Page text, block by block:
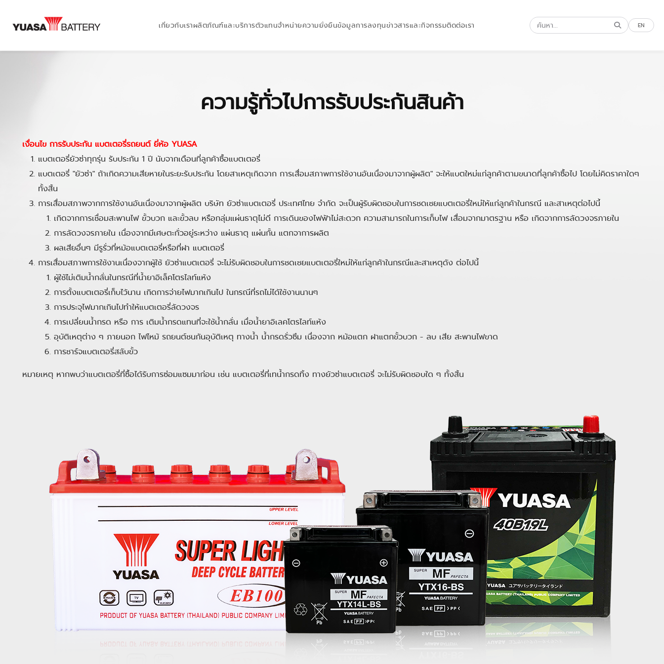
เกี่ยวกับเราผลิตภัณฑ์และบริการตัวแทนจำหน่ายความยั่งยืนข้อมูลการลงทุนข่าวสารและกิจกรรมติดต่อเรา EN
ความรู้ทั่วไปการรับประกันสินค้า
เงื่อนไข การรับประกัน แบตเตอรี่รถยนต์ ยี่ห้อ YUASA
แบตเตอรี่ยัวซ่าทุกรุ่น รับประกัน 1 ปี นับจากเดือนที่ลูกค้าซื้อแบตเตอรี่
แบตเตอรี่ "ยัวซ่า" ถ้าเกิดความเสียหายในระยะรับประกัน โดยสาเหตุเกิดจาก การเสื่อมสภาพการใช้งานอันเนื่องมาจากผู้ผลิต" จะให้แบตใหม่แก่ลูกค้าตามขนาดที่ลูกค้าซื้อไป โดยไม่คิดราคาใดๆ
ทั้งสิ้น
การเสื่อมสภาพจากการใช้งานอันเนื่องมาจากผู้ผลิต บริษัท ยัวซ่าแบตเตอรี่ ประเทศไทย จำกัด จะเป็นผู้รับผิดชอบในการชดเชยแบตเตอรี่ใหม่ให้แก่ลูกค้าในกรณี และสาเหตุต่อไปนี้
เกิดจากการเชื่อมสะพานไฟ ขั้วบวก และขั้วลบ หรือกลุ่มแผ่นธาตุไม่ดี การเดินของไฟฟ้าไม่สะดวก ความสามารถในการเก็บไฟ เสื่อมจากมาตรฐาน หรือ เกิดจากการลัดวงจรภายใน
การลัดวงจรภายใน เนื่องจากมีเศษตะกั่วอยู่ระหว่าง แผ่นธาตุ แผ่นกั้น แตกจาการผลิต
ผลเสียอื่นๆ มีรูรั่วที่หม้อแบตเตอรี่หรือที่ฝา แบตเตอรี่
การเสื่อมสภาพการใช้งานเนื่องจากผู้ใช้ ยัวซ่าแบตเตอรี่ จะไม่รับผิดชอบในการชดเชยแบตเตอรี่ใหม่ให้แก่ลูกค้าในกรณีและสาเหตุดัง ต่อไปนี้
ผู้ใช้ไม่เติมน้ำกลั่นในกรณีที่น้ำยาอิเล็คโตรไลท์แห้ง
การตั้งแบตเตอรี่เก็บไว้นาน เกิดการจ่ายไฟมากเกินไป ในกรณีที่รถไม่ได้ใช้งานนานๆ
การประจุไฟมากเกินไปทำให้แบตเตอรี่ลัดวงจร
การเปลี่ยนน้ำกรด หรือ การ เติมน้ำกรดแทนที่จะใช้น้ำกลั่น เมื่อน้ำยาอิเลคโตรไลท์แห้ง
อุบัติเหตุต่าง ๆ ภายนอก ไฟไหม้ รถยนต์ชนกันอุบัติเหตุ ทางน้ำ น้ำกรดรั่วซึม เนื่องจาก หม้อแตก ฝาแตกขั้วบวก - ลบ เสีย สะพานไฟขาด
การชาร์จแบตเตอรี่สลับขั้ว
หมายเหตุ หากพบว่าแบตเตอรี่ที่ซื้อได้รับการซ่อมแซมมาก่อน เช่น แบตเตอรี่ที่เทน้ำกรดทิ้ง ทางยัวซ่าแบตเตอรี่ จะไม่รับผิดชอบใด ๆ ทั้งสิ้น